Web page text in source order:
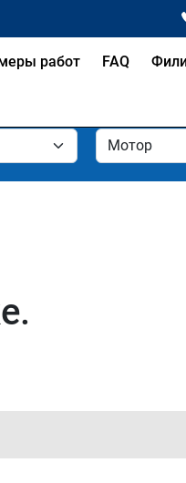
работ FAQ